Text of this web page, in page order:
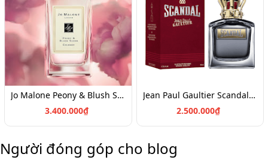
Jo Malone Peony & Blush Suede Cologne (100ml)
3.400.000₫
Jean Paul Gaultier Scandal Pour Homme EDT 100
2.500.000₫
Người đóng góp cho blog